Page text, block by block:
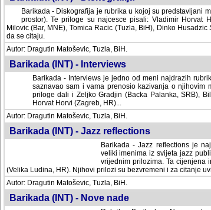
Barikada - Diskografija je rubrika u kojoj su predstavljani
prostor). Te priloge su najcesce pisali: Vladimir Horvat
(Bar, MNE), Tomica Racic (Tuzla, BiH), Dinko Husadzic
citaju.
Autor: Dragutin Matoševic, Tuzla, BiH.
Barikada (INT) - Interviews
Barikada - Interviews je jedno od meni najdrazih
saznavao sam i vama prenosio kazivanja o njihovim
priloge dali i Zeljko Gradjin (Backa Palanka, SRB),
Horvat Horvi (Zagreb, HR)...
Autor: Dragutin Matoševic, Tuzla, BiH.
Barikada (INT) - Jazz reflections
Barikada - Jazz reflections je
imenima iz svijeta jazz
vrijednim prilozima. Ta cijenjena
(Velika Ludina, HR). Njihovi prilozi su bezvremeni i za citanje
Autor: Dragutin Matoševic, Tuzla, BiH.
Barikada (INT) - Nove nade